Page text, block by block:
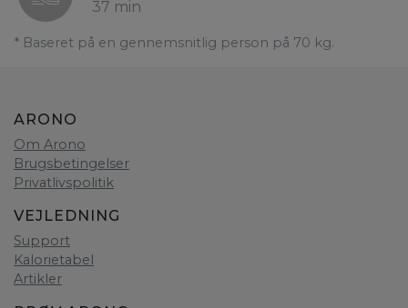
37 min
* Baseret på en gennemsnitlig person på 70 kg.
ARONO
Om Arono
Brugsbetingelser
Privatlivspolitik
VEJLEDNING
Support
Kalorietabel
Artikler